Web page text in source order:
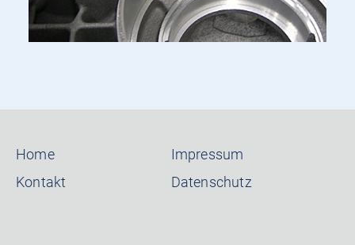
Home
Kontakt
Impressum
Datenschutz